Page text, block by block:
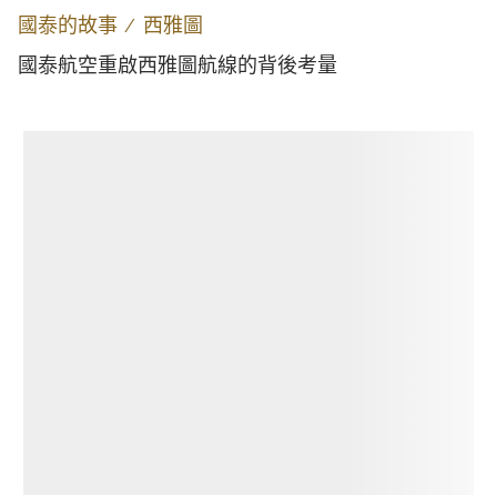
國泰的故事 ∕ 西雅圖
國泰航空重啟西雅圖航線的背後考量